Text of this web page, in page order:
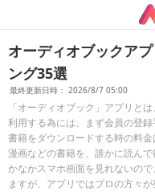
オーディオブックア
ング35選
最終更新日時： 2026/8/7 05:00
「オーディオブック」アプリと
利用する為には、まず会員の登
書籍をダウンロードする時の料
漫画などの書籍を、誰かに読ん
かなかスマホ画面を見れないの
ますが、アプリではプロの方々